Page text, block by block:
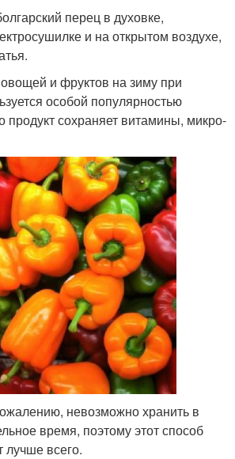
перец в духовке,
и на открытом воздухе,
и фруктов на зиму при
особой популярностью
продукт сохраняет витамины, микро-
невозможно хранить в
время, поэтому этот способ
лучше всего.